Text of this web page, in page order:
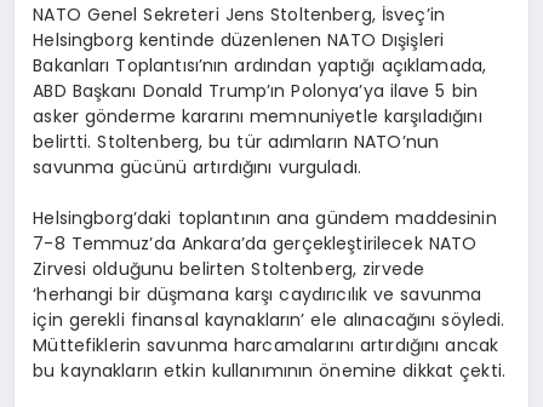
NATO Genel Sekreteri Jens Stoltenberg, İsveç’in
Helsingborg kentinde düzenlenen NATO Dışişleri
Bakanları Toplantısı’nın ardından yaptığı açıklamada,
ABD Başkanı Donald Trump’ın Polonya’ya ilave 5 bin
asker gönderme kararını memnuniyetle karşıladığını
belirtti. Stoltenberg, bu tür adımların NATO’nun
savunma gücünü artırdığını vurguladı.
Helsingborg’daki toplantının ana gündem maddesinin
7-8 Temmuz’da Ankara’da gerçekleştirilecek NATO
Zirvesi olduğunu belirten Stoltenberg, zirvede
‘herhangi bir düşmana karşı caydırıcılık ve savunma
için gerekli finansal kaynakların’ ele alınacağını söyledi.
Müttefiklerin savunma harcamalarını artırdığını ancak
bu kaynakların etkin kullanımının önemine dikkat çekti.